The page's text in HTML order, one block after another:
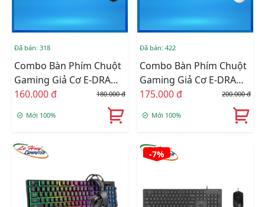
Đã bán: 318
Combo Bàn Phím Chuột
Gaming Giả Cơ E-DRA
EK506 Led Rainbow
160.000 đ 180.000 đ
Mới 100%
Đã bán: 422
Combo Bàn Phím Chuột
Gaming Giả Cơ E-DRA
EK506 Led Rainbow
175.000 đ 200.000 đ
Mới 100%
-7%